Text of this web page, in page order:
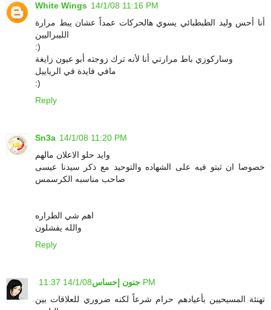
White Wings 14/1/08 11:16 PM
أنا أحس وليد الطبطبائي يسوي هالحركات عمداً عشان يبط مرارة
الليبراليين
:)
وساركوزي باط مرارتي أنا لأنه ترك زوجته أبو عيون زايغة
مافي فايدة في الرياييل
:)
Reply
Sn3a 14/1/08 11:20 PM
وايد حلو الاعلان مالهم
خصوصا ان ثبتو فيه على الشهاده والتوحيد مع ذكر سيدنا عيسى
صاحب مناسبه الكرسمس
اهم شي الطراره
والله يفشلون
Reply
جنون إحساس 14/1/08 11:37 PM
تهنئة المسيحيين بأعيادهم حرام شرعاً لكنه ضروري للعلاقات بين